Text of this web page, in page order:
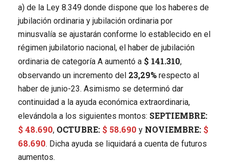
a) de la Ley 8.349 donde dispone que los haberes de
jubilación ordinaria y jubilación ordinaria por
minusvalía se ajustarán conforme lo establecido en el
régimen jubilatorio nacional, el haber de jubilación
ordinaria de categoría A aumentó a $ 141.310,
observando un incremento del 23,29% respecto al
haber de junio-23. Asimismo se determinó dar
continuidad a la ayuda económica extraordinaria,
elevándola a los siguientes montos: SEPTIEMBRE:
$ 48.690, OCTUBRE: $ 58.690 y NOVIEMBRE: $
68.690. Dicha ayuda se liquidará a cuenta de futuros
aumentos.